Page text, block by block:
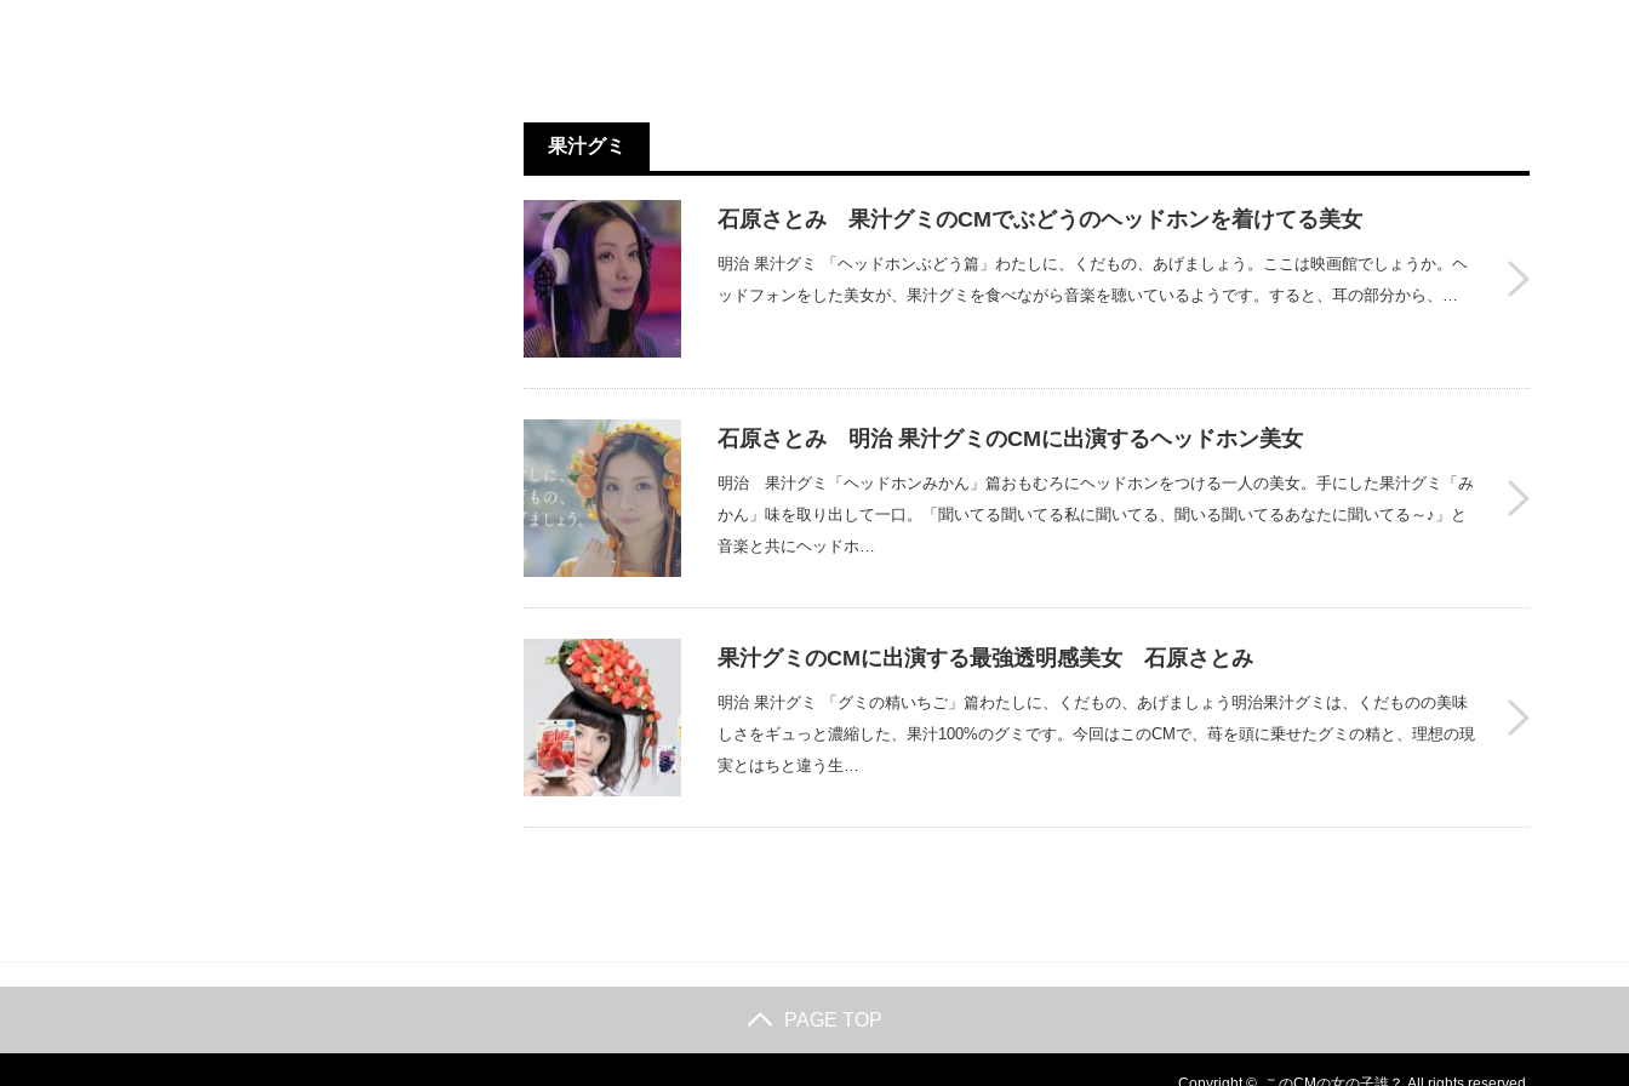
果汁グミ
石原さとみ 果汁グミのCMでぶどうのヘッドホンを着けてる美女
明治 果汁グミ 「ヘッドホンぶどう篇」わたしに、くだもの、あげましょう。ここは映画館でしょうか。ヘ
ッドフォンをした美女が、果汁グミを食べながら音楽を聴いているようです。すると、耳の部分から、…
石原さとみ 明治 果汁グミのCMに出演するヘッドホン美女
明治 果汁グミ「ヘッドホンみかん」篇おもむろにヘッドホンをつける一人の美女。手にした果汁グミ「み
かん」味を取り出して一口。「聞いてる聞いてる私に聞いてる、聞いる聞いてるあなたに聞いてる～♪」と
音楽と共にヘッドホ…
果汁グミのCMに出演する最強透明感美女 石原さとみ
明治 果汁グミ 「グミの精いちご」篇わたしに、くだもの、あげましょう明治果汁グミは、くだものの美味
しさをギュっと濃縮した、果汁100%のグミです。今回はこのCMで、苺を頭に乗せたグミの精と、理想の現
実とはちと違う生…
PAGE TOP